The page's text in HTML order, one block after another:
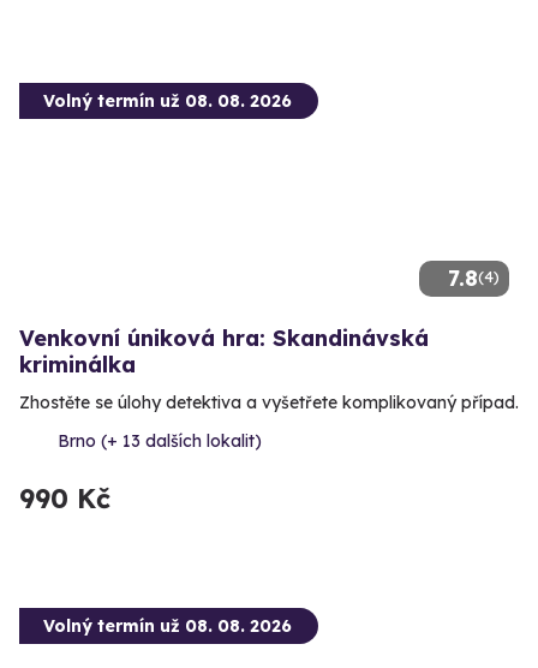
7.8(4)
Volný termín už 08. 08. 2026
Venkovní úniková hra: Skandinávská
kriminálka
Zhostěte se úlohy detektiva a vyšetřete komplikovaný případ.
Brno (+ 13 dalších lokalit)
990 Kč
Volný termín už 08. 08. 2026